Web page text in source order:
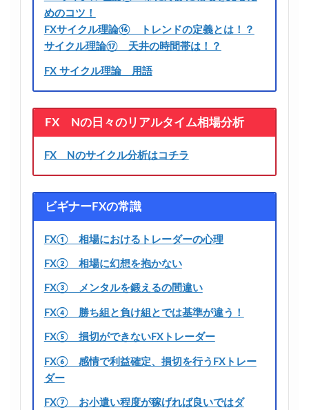
めのコツ！
FXサイクル理論⑯ トレンドの定義とは！？
サイクル理論⑰ 天井の時間帯は！？
FX サイクル理論 用語
FX Nの日々のリアルタイム相場分析
FX Nのサイクル分析はコチラ
ビギナーFXの常識
FX① 相場におけるトレーダーの心理
FX② 相場に幻想を抱かない
FX③ メンタルを鍛えるの間違い
FX④ 勝ち組と負け組とでは基準が違う！
FX⑤ 損切ができないFXトレーダー
FX⑥ 感情で利益確定、損切を行うFXトレー
ダー
FX⑦ お小遣い程度が稼げれば良いではダ